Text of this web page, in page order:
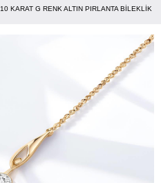
KARAT G RENK ALTIN PIRLANTA BILEKLIK